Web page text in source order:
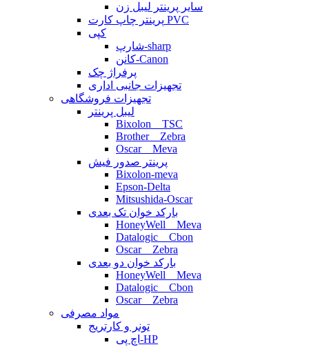
سایر پرینتر لیبل زن
پرینتر چاپ کارت PVC
کپی
شارپ-sharp
کانن-Canon
پرفراژ چک
تجهیزات جانبی اداری
تجهیزات فروشگاهی
لیبل پرینتر
Bixolon _ TSC
Brother _ Zebra
Oscar _ Meva
پرینتر صدور فیش
Bixolon-meva
Epson-Delta
Mitsushida-Oscar
بارکد خوان تک بعدی
HoneyWell _ Meva
Datalogic _ Cbon
Oscar _ Zebra
بارکد خوان دو بعدی
HoneyWell _ Meva
Datalogic _ Cbon
Oscar _ Zebra
مواد مصرفی
تونر و کارتریج
اچ پی-HP